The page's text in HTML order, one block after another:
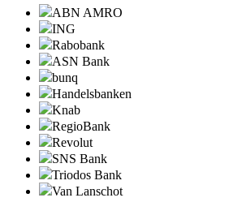
ABN AMRO
ING
Rabobank
ASN Bank
bunq
Handelsbanken
Knab
RegioBank
Revolut
SNS Bank
Triodos Bank
Van Lanschot